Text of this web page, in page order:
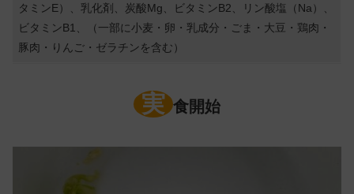
タミンE）、乳化剤、炭酸Mg、ビタミンB2、リン酸塩（Na）、
ビタミンB1、（一部に小麦・卵・乳成分・ごま・大豆・鶏肉・
豚肉・りんご・ゼラチンを含む）
実 食開始